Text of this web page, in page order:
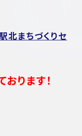
まちづくりセ
ります！